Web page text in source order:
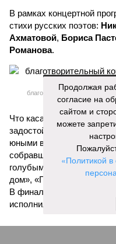
В рамках концертной
стихи русских поэтов:
Ахматовой, Бориса
Романова.
благотворительный
Что касается вокальных
задостойник Пасхи
юными вокалистами
собравшихся прозвучали
голубым», «За рекой»,
дом», «Главное на свете
В финальной части
исполнили песню «Мир
Продолжая
согласие на
сайтом и
можете
«Политикой